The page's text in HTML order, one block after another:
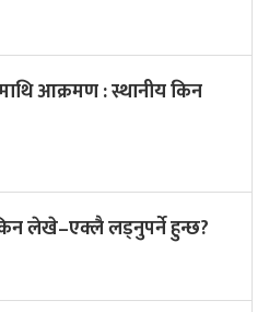
आक्रमण : स्थानीय किन
किन लेखे–एक्लै लड्नुपर्ने हुन्छ?